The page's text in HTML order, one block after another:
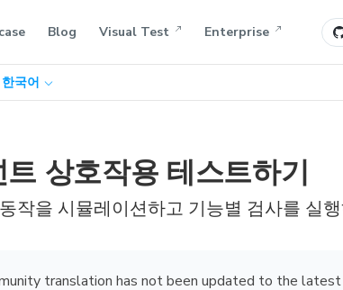
Blog Visual Test Enterprise
한국어
트 상호작용 테스트하기
작을 시뮬레이션하고 기능별 검사를 실
translation has not been updated to the